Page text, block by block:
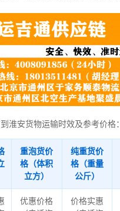
淮安货物运输时效及参考价格：
重泡货价
格（体积
立方）
纯重货价
格（重量
公斤）
优惠价格
价格实惠